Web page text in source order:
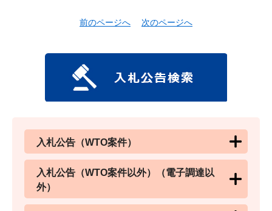
前のページへ 次のページへ
入札公告（WTO案件）
入札公告（WTO案件以外）（電子調達以
外）